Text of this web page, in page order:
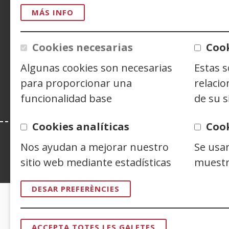
MÁS INFO
Cookies necesarias
Algunas cookies son necesarias
para proporcionar una
funcionalidad base
Estas
de su
Cookies analíticas
Nos ayudan a mejorar nuestro
sitio web mediante estadísticas
Se
DESAR PREFERÈNCIES
ACCEPTA TOTES LES GALETES
CONTACTO
en
finestra
nova)
en
una
nova)
Esta web se ajusta a lo establecido en